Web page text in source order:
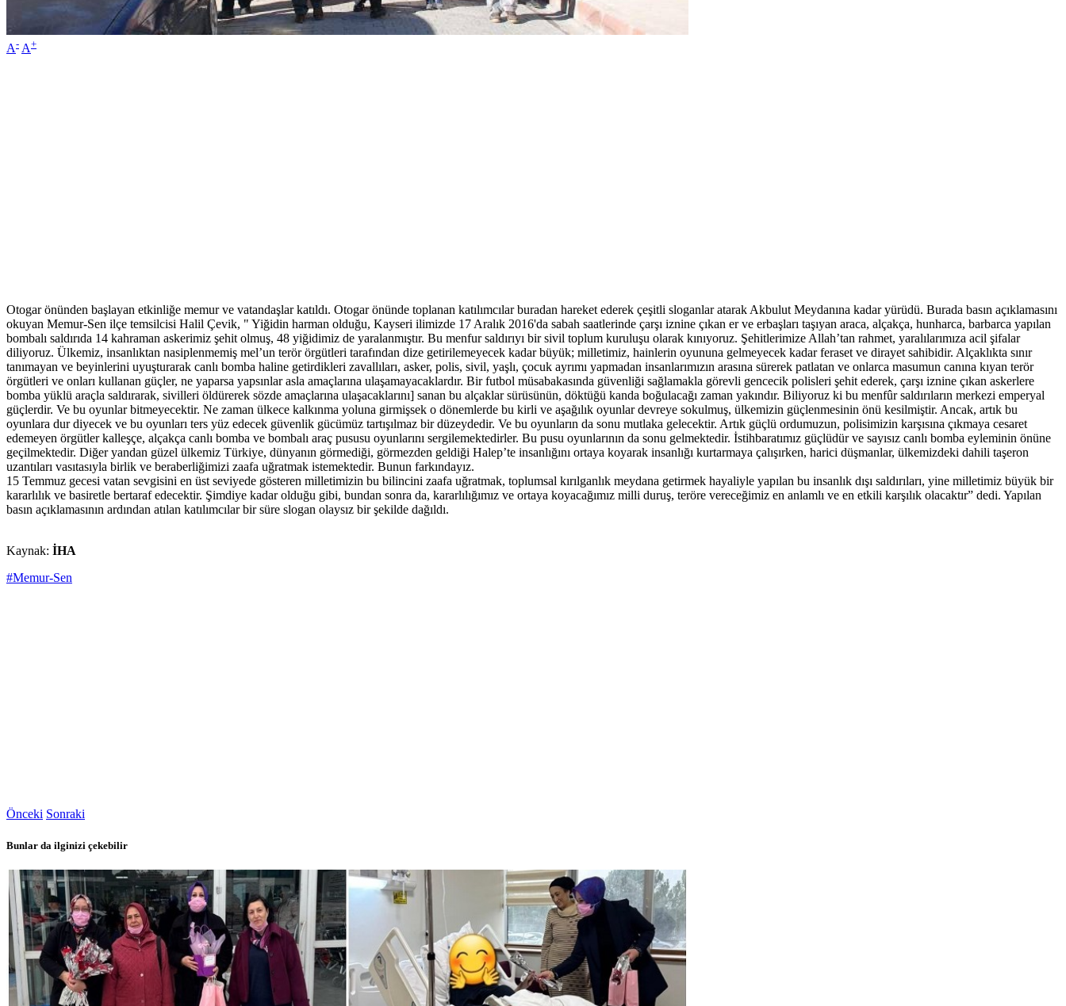
A- A+
Otogar önünden başlayan etkinliğe memur ve vatandaşlar katıldı. Otogar önünde toplanan katılımcılar buradan hareket ederek çeşitli sloganlar atarak Akbulut Meydanına kadar yürüdü. Burada basın açıklamasını
okuyan Memur-Sen ilçe temsilcisi Halil Çevik, " Yiğidin harman olduğu, Kayseri ilimizde 17 Aralık 2016'da sabah saatlerinde çarşı iznine çıkan er ve erbaşları taşıyan araca, alçakça, hunharca, barbarca yapılan
bombalı saldırıda 14 kahraman askerimiz şehit olmuş, 48 yiğidimiz de yaralanmıştır. Bu menfur saldırıyı bir sivil toplum kuruluşu olarak kınıyoruz. Şehitlerimize Allah’tan rahmet, yaralılarımıza acil şifalar
diliyoruz. Ülkemiz, insanlıktan nasiplenmemiş mel’un terör örgütleri tarafından dize getirilemeyecek kadar büyük; milletimiz, hainlerin oyununa gelmeyecek kadar feraset ve dirayet sahibidir. Alçaklıkta sınır
tanımayan ve beyinlerini uyuşturarak canlı bomba haline getirdikleri zavallıları, asker, polis, sivil, yaşlı, çocuk ayrımı yapmadan insanlarımızın arasına sürerek patlatan ve onlarca masumun canına kıyan terör
örgütleri ve onları kullanan güçler, ne yaparsa yapsınlar asla amaçlarına ulaşamayacaklardır. Bir futbol müsabakasında güvenliği sağlamakla görevli gencecik polisleri şehit ederek, çarşı iznine çıkan askerlere
bomba yüklü araçla saldırarak, sivilleri öldürerek sözde amaçlarına ulaşacaklarını] sanan bu alçaklar sürüsünün, döktüğü kanda boğulacağı zaman yakındır. Biliyoruz ki bu menfûr saldırıların merkezi emperyal
güçlerdir. Ve bu oyunlar bitmeyecektir. Ne zaman ülkece kalkınma yoluna girmişsek o dönemlerde bu kirli ve aşağılık oyunlar devreye sokulmuş, ülkemizin güçlenmesinin önü kesilmiştir. Ancak, artık bu
oyunlara dur diyecek ve bu oyunları ters yüz edecek güvenlik gücümüz tartışılmaz bir düzeydedir. Ve bu oyunların da sonu mutlaka gelecektir. Artık güçlü ordumuzun, polisimizin karşısına çıkmaya cesaret
edemeyen örgütler kalleşçe, alçakça canlı bomba ve bombalı araç pususu oyunlarını sergilemektedirler. Bu pusu oyunlarının da sonu gelmektedir. İstihbaratımız güçlüdür ve sayısız canlı bomba eyleminin önüne
geçilmektedir. Diğer yandan güzel ülkemiz Türkiye, dünyanın görmediği, görmezden geldiği Halep’te insanlığını ortaya koyarak insanlığı kurtarmaya çalışırken, harici düşmanlar, ülkemizdeki dahili taşeron
uzantıları vasıtasıyla birlik ve beraberliğimizi zaafa uğratmak istemektedir. Bunun farkındayız.
15 Temmuz gecesi vatan sevgisini en üst seviyede gösteren milletimizin bu bilincini zaafa uğratmak, toplumsal kırılganlık meydana getirmek hayaliyle yapılan bu insanlık dışı saldırıları, yine milletimiz büyük bir
kararlılık ve basiretle bertaraf edecektir. Şimdiye kadar olduğu gibi, bundan sonra da, kararlılığımız ve ortaya koyacağımız milli duruş, teröre vereceğimiz en anlamlı ve en etkili karşılık olacaktır” dedi. Yapılan
basın açıklamasının ardından atılan katılımcılar bir süre slogan olaysız bir şekilde dağıldı.
Kaynak: İHA
#Memur-Sen
Önceki Sonraki
Bunlar da ilginizi çekebilir